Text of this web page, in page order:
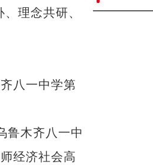
理念共研、
八一中学第
木齐八一中
经济社会高